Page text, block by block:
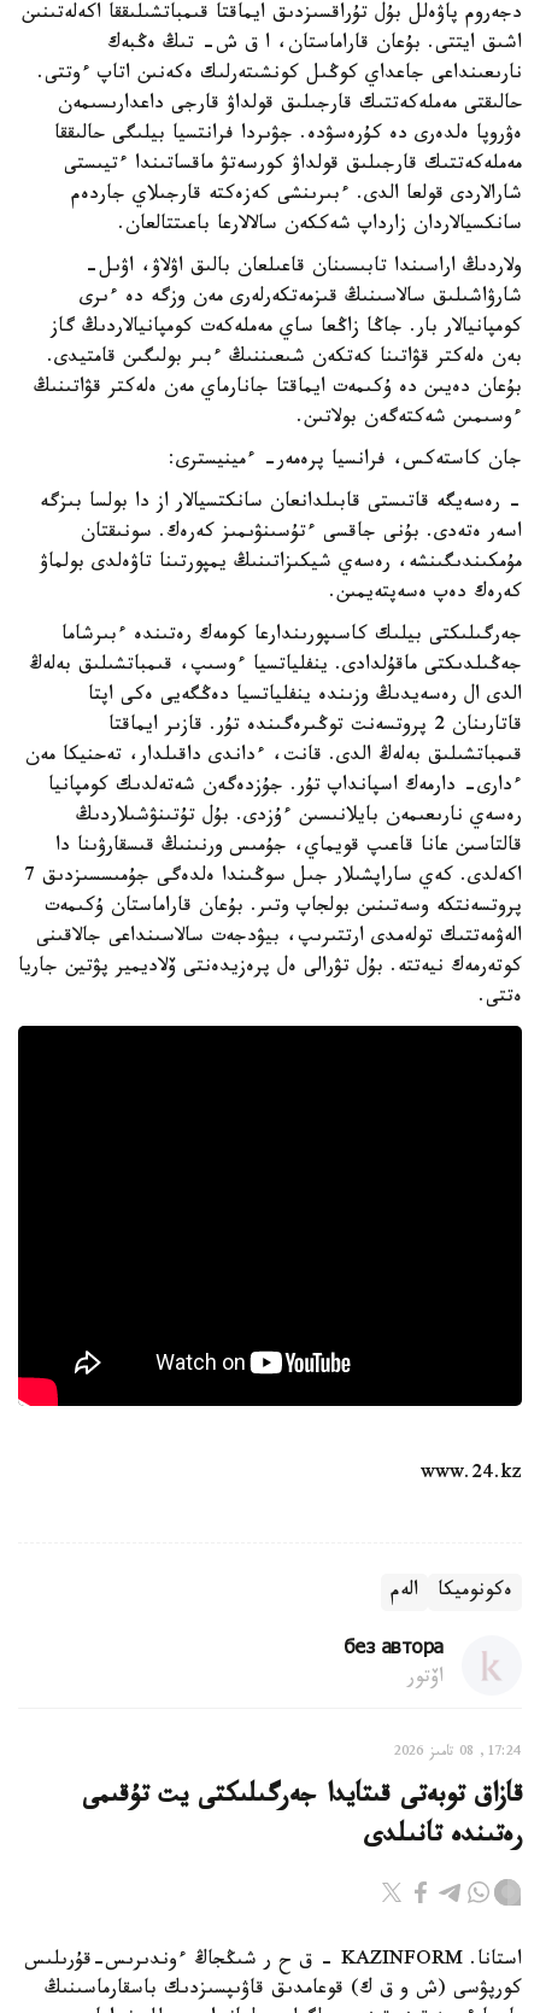
دجەروم پاۋەلل بۇل تۇراقسىزدىق ايماقتا قىمباتشىلىققا اكەلەتىنىن
اشىق ايتتى. بۇعان قاراماستان، ا ق ش- تىڭ ەڭبەك
نارىعىنداعى جاعداي كوڭىل كونشىتەرلىك ەكەنىن اتاپ ءوتتى.
حالىقتى مەملەكەتتىك قارجىلىق قولداۋ قارجى داعدارىسىمەن
ەۋروپا ەلدەرى دە كۇرەسۋدە. جۋىردا فرانتسيا بيلىگى حالىققا
مەملەكەتتىك قارجىلىق قولداۋ كورسەتۋ ماقساتىندا ءتيىستى
شارالاردى قولعا الدى. ءبىرىنشى كەزەكتە قارجىلاي جاردەم
سانكسيالاردان زارداپ شەككەن سالالارعا باعىتتالعان.
ولاردىڭ اراسىندا تابىسىنان قاعىلعان بالىق اۋلاۋ، اۋىل-
شارۋاشىلىق سالاسىنىڭ قىزمەتكەرلەرى مەن وزگە دە ءىرى
كومپانيالار بار. جاڭا زاڭعا ساي مەملەكەت كومپانيالاردىڭ گاز
بەن ەلەكتر قۋاتىنا كەتكەن شىعىننىڭ ءبىر بولىگىن قامتيدى.
بۇعان دەيىن دە ۇكىمەت ايماقتا جانارماي مەن ەلەكتر قۋاتىنىڭ
ءوسىمىن شەكتەگەن بولاتىن.
جان كاستەكس، فرانسيا پرەمەر- ءمينيسترى:
- رەسەيگە قاتىستى قابىلدانعان سانكتسيالار از دا بولسا بىزگە
اسەر ەتەدى. بۇنى جاقسى ءتۇسىنۋىمىز كەرەك. سونىقتان
مۇمكىندىگىنشە، رەسەي شيكىزاتىنىڭ يمپورتىنا تاۋەلدى بولماۋ
كەرەك دەپ ەسەپتەيمىن.
جەرگىلىكتى بيلىك كاسىپورىندارعا كومەك رەتىندە ءبىرشاما
جەڭىلدىكتى ماقۇلدادى. ينفلياتسيا ءوسىپ، قىمباتشىلىق بەلەڭ
الدى ال رەسەيدىڭ وزىندە ينفلياتسيا دەڭگەيى ەكى اپتا
قاتارىنان 2 پروتسەنت توڭىرەگىندە تۇر. قازىر ايماقتا
قىمباتشىلىق بەلەڭ الدى. قانت، ءداندى داقىلدار، تەحنيكا مەن
ءدارى- دارمەك اسپانداپ تۇر. جۇزدەگەن شەتەلدىك كومپانيا
رەسەي نارىعىمەن بايلانىسىن ءۇزدى. بۇل تۇتىنۋشىلاردىڭ
قالتاسىن عانا قاعىپ قويماي، جۇمىس ورنىنىڭ قىسقارۋىنا دا
اكەلدى. كەي ساراپشىلار جىل سوڭىندا ەلدەگى جۇمىسسىزدىق 7
پروتسەنتكە وسەتىنىن بولجاپ وتىر. بۇعان قاراماستان ۇكىمەت
الەۋمەتتىك تولەمدى ارتتىرىپ، بيۋدجەت سالاسىنداعى جالاقىنى
كوتەرمەك نيەتتە. بۇل تۋرالى ەل پرەزيدەنتى ۆلاديمير پۋتين جاريا
ەتتى.
www.24.kz
ەكونوميكا الەم
без автора
اۆتور
17:24, 08 تامىز 2026
قازاق توبەتى قىتايدا جەرگىلىكتى يت تۇقىمى
رەتىندە تانىلدى
استانا. KAZINFORM – ق ح ر شىڭجاڭ ءوندىرىس-قۇرىلىس
كورپۋسى (ش و ق ك) قوعامدىق قاۋىپسىزدىك باسقارماسىنىڭ